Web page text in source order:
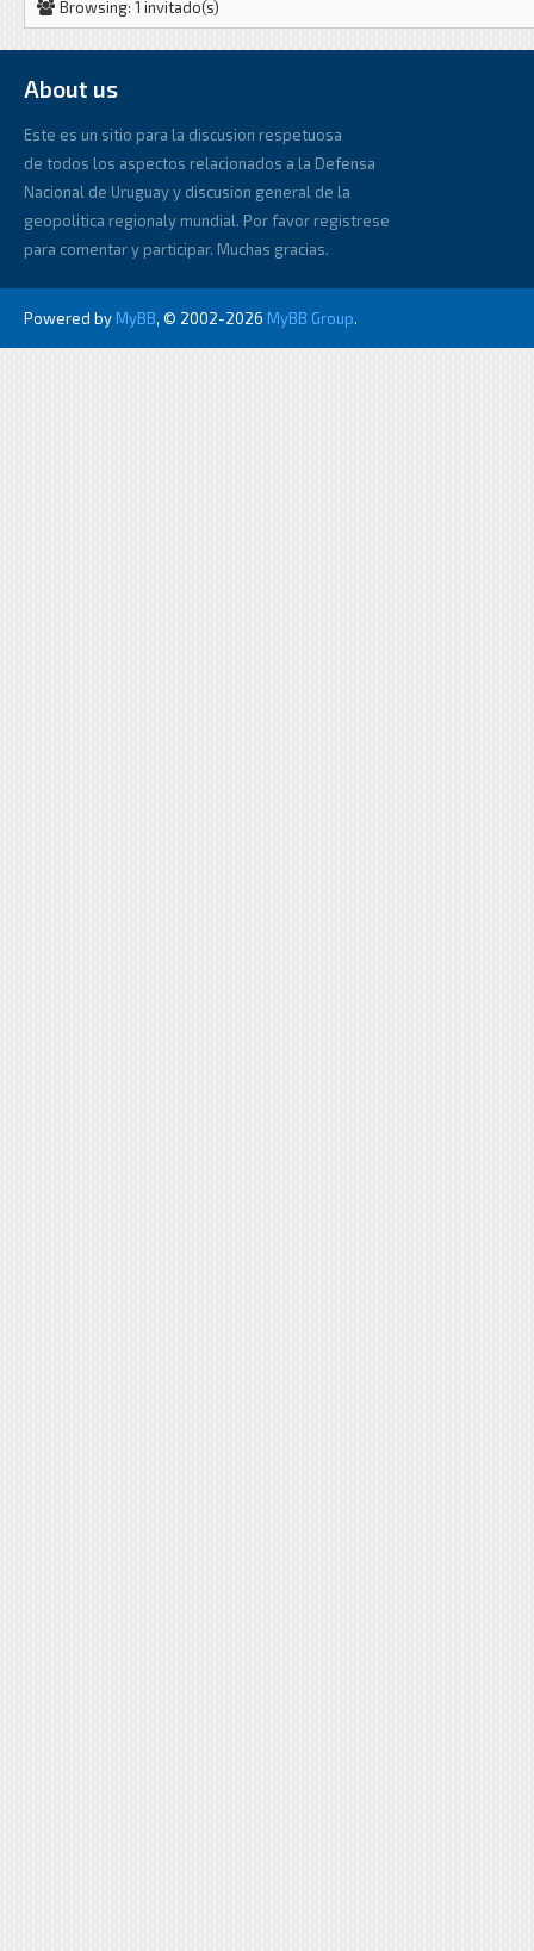
Browsing: 1 invitado(s)
About us
Este es un sitio para la discusion respetuosa
de todos los aspectos relacionados a la Defensa
Nacional de Uruguay y discusion general de la
geopolitica regionaly mundial. Por favor registrese
para comentar y participar. Muchas gracias.
Powered by MyBB, © 2002-2026 MyBB Group.